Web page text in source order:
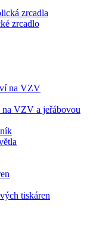
zrcadla
zrcadlo
na VZV
VZV a jeřábovou
tiskáren